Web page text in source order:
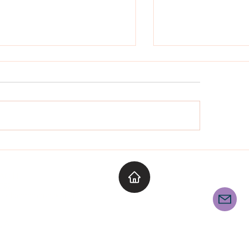
EL NOSTRE PROPI SEGUICI
SANTA TECLA A LES